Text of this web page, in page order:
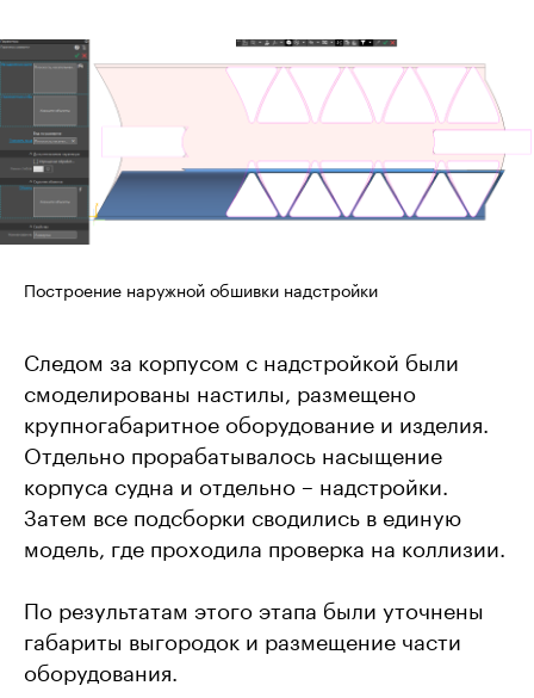
Построение наружной обшивки надстройки
Следом за корпусом с надстройкой были
смоделированы настилы, размещено
крупногабаритное оборудование и изделия.
Отдельно прорабатывалось насыщение
корпуса судна и отдельно – надстройки.
Затем все подсборки сводились в единую
модель, где проходила проверка на коллизии.
По результатам этого этапа были уточнены
габариты выгородок и размещение части
оборудования.